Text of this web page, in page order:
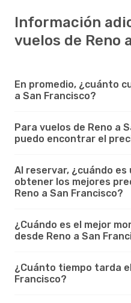
Información
vuelos de Reno
En promedio, ¿cuánto
a San Francisco?
Para vuelos de Reno a
puedo encontrar el
Al reservar, ¿cuándo
obtener los mejores
Reno a San Francisco?
¿Cuándo es el mejor
desde Reno a San
¿Cuánto tiempo tarda
Francisco?